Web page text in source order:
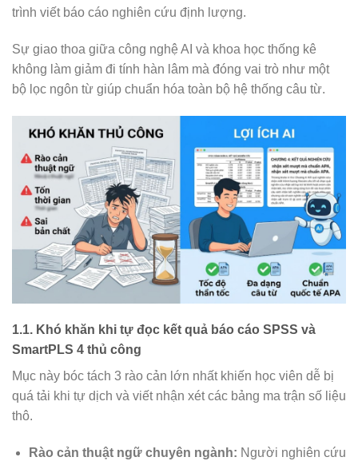
trình viết báo cáo nghiên cứu định lượng.
Sự giao thoa giữa công nghệ AI và khoa học thống kê
không làm giảm đi tính hàn lâm mà đóng vai trò như một
bộ lọc ngôn từ giúp chuẩn hóa toàn bộ hệ thống câu từ.
1.1. Khó khăn khi tự đọc kết quả báo cáo SPSS và
SmartPLS 4 thủ công
Mục này bóc tách 3 rào cản lớn nhất khiến học viên dễ bị
quá tải khi tự dịch và viết nhận xét các bảng ma trận số liệu
thô.
Rào cản thuật ngữ chuyên ngành: Người nghiên cứu